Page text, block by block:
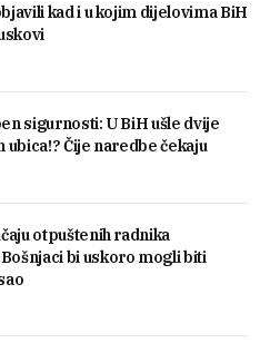
kad i u kojim dijelovima BiH
sigurnosti: U BiH ušle dvije
ubica!? Čije naredbe čekaju
otpuštenih radnika
bi uskoro mogli biti